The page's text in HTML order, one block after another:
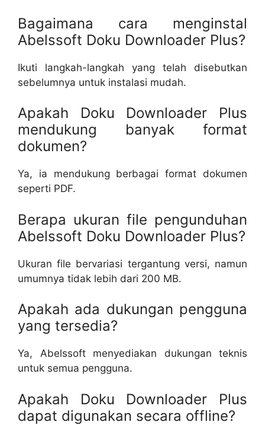
Bagaimana cara menginstal
Abelssoft Doku Downloader Plus?
Ikuti langkah-langkah yang telah disebutkan
sebelumnya untuk instalasi mudah.
Apakah Doku Downloader Plus
mendukung banyak format
dokumen?
Ya, ia mendukung berbagai format dokumen
seperti PDF.
Berapa ukuran file pengunduhan
Abelssoft Doku Downloader Plus?
Ukuran file bervariasi tergantung versi, namun
umumnya tidak lebih dari 200 MB.
Apakah ada dukungan pengguna
yang tersedia?
Ya, Abelssoft menyediakan dukungan teknis
untuk semua pengguna.
Apakah Doku Downloader Plus
dapat digunakan secara offline?